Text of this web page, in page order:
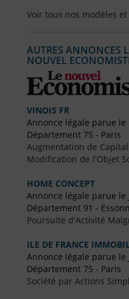
Voir tous nos modèles
AUTRES ANNONCES
NOUVEL
VINOIS FR
Annonce légale parue le
Département 75 - Paris
Augmentation de Capital
Modification de l'Objet
HOME CONCEPT
Annonce légale parue le
Département 91 -
Poursuite d'Activité
ILE DE FRANCE
Annonce légale parue le
Département 75 - Paris
Société par Actions